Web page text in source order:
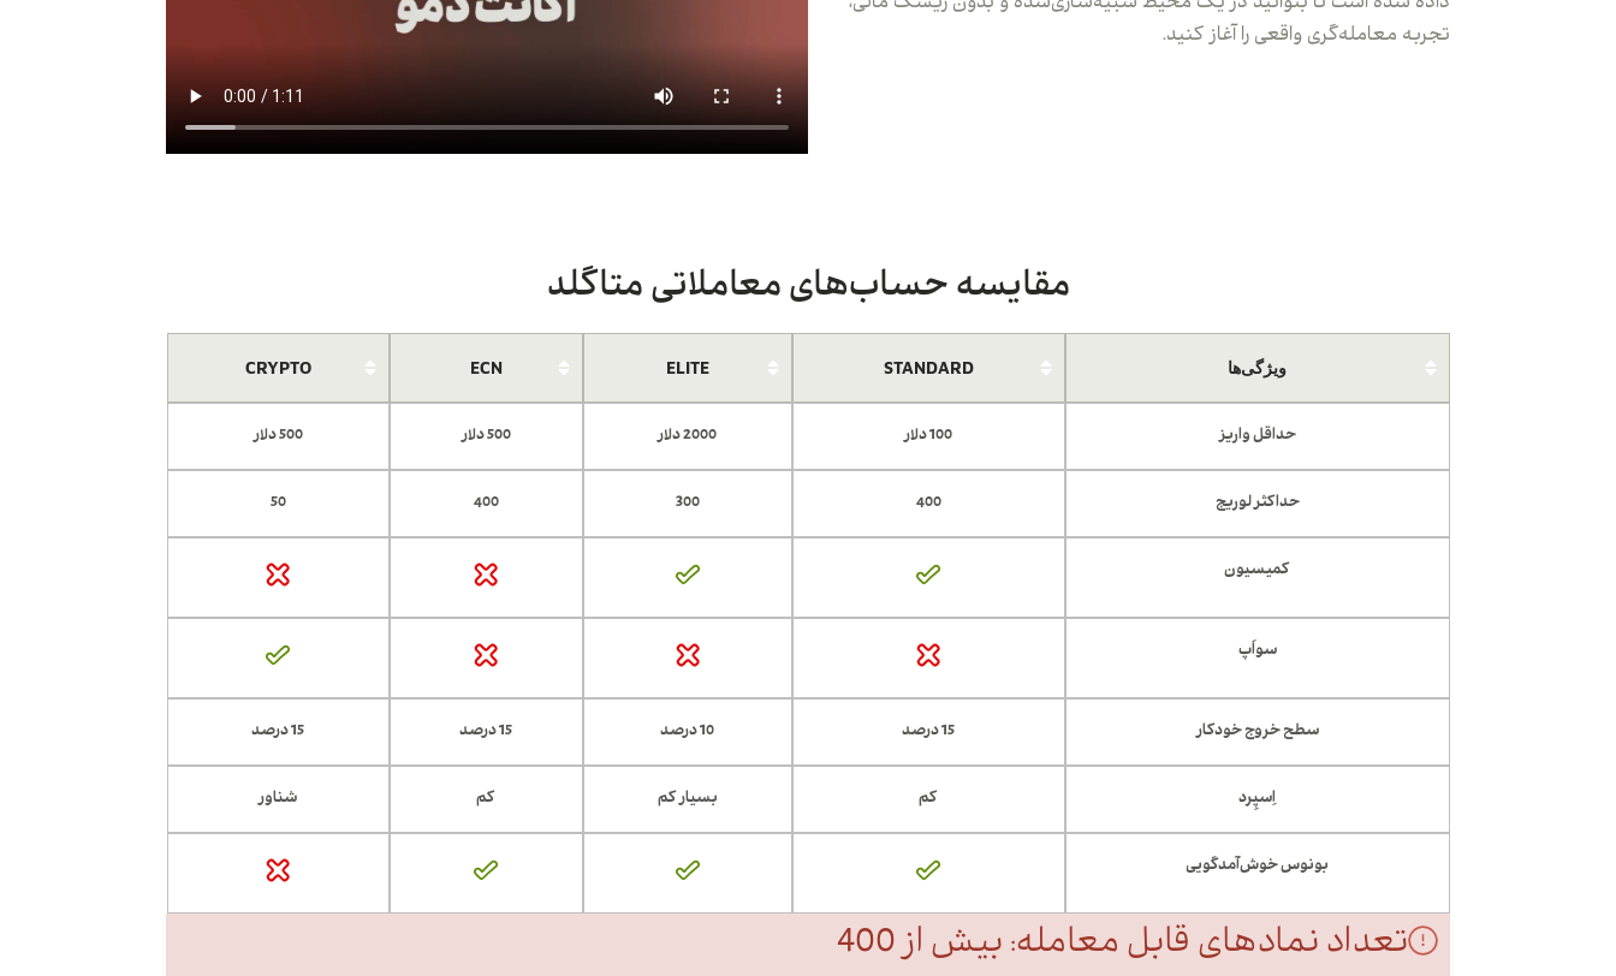
تجربه معامله‌گری واقعی را آغاز کنید.
مقایسه حساب‌های معاملاتی متاگلد
ویژگی‌ها STANDARD
ELITE
ECN
CRYPTO
حداقل واریز 100 دلار 2000 دلار 500 دلار 500 دلار
حداکثر لوریج 400
300
400
50
کمیسیون
سواَپ
سطح خروج خودکار 15 درصد 10 درصد 15 درصد 15 درصد
اِسپِرد کم بسیار کم کم شناور
بونوس خوش‌آمدگویی
تعداد نمادهای قابل معامله: بیش از 400